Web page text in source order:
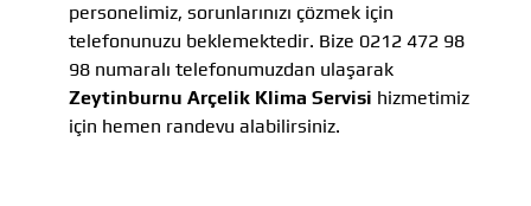
personelimiz, sorunlarınızı çözmek için
telefonunuzu beklemektedir. Bize 0212 472 98
98 numaralı telefonumuzdan ulaşarak
Zeytinburnu Arçelik Klima Servisi hizmetimiz
için hemen randevu alabilirsiniz.